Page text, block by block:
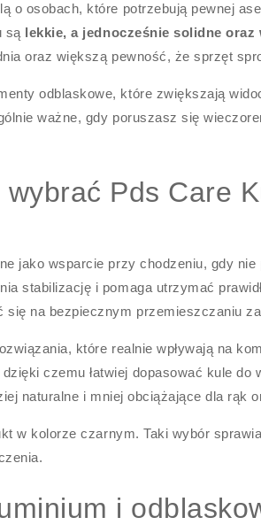
o osobach, które potrzebują pewnej
są lekkie, a jednocześnie solidne oraz
oraz większą pewność, że sprzęt
odblaskowe, które zwiększają
ważne, gdy poruszasz się
Pds Care
jako wsparcie przy chodzeniu, gdy
stabilizację i pomaga utrzymać
się na bezpiecznym przemieszczaniu
które realnie wpływają na
dzięki czemu łatwiej dopasować kule do
naturalne i mniej obciążające dla rąk
w kolorze czarnym. Taki wybór
i